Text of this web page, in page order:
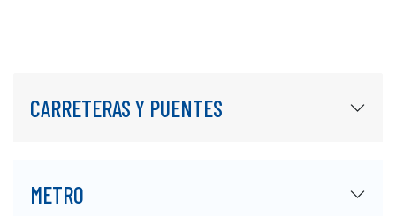
CARRETERAS Y PUENTES
METRO